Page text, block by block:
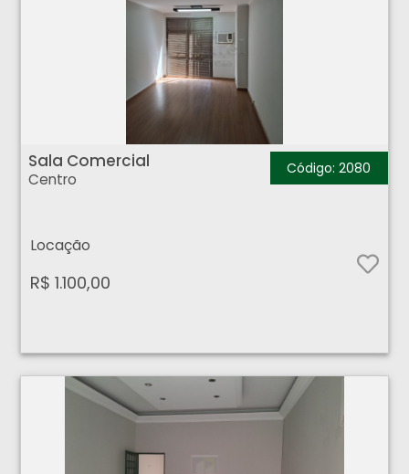
Sala Comercial
Centro
Código: 2080
Locação
R$ 1.100,00